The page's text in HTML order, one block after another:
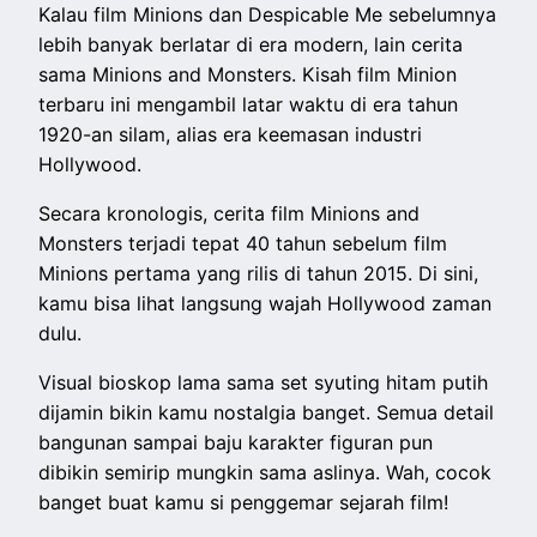
Kalau film Minions dan Despicable Me sebelumnya
lebih banyak berlatar di era modern, lain cerita
sama Minions and Monsters. Kisah film Minion
terbaru ini mengambil latar waktu di era tahun
1920-an silam, alias era keemasan industri
Hollywood.
Secara kronologis, cerita film Minions and
Monsters terjadi tepat 40 tahun sebelum film
Minions pertama yang rilis di tahun 2015. Di sini,
kamu bisa lihat langsung wajah Hollywood zaman
dulu.
Visual bioskop lama sama set syuting hitam putih
dijamin bikin kamu nostalgia banget. Semua detail
bangunan sampai baju karakter figuran pun
dibikin semirip mungkin sama aslinya. Wah, cocok
banget buat kamu si penggemar sejarah film!